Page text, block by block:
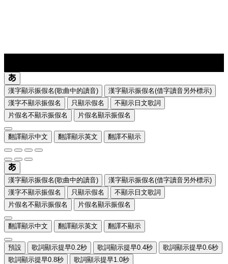
漢字顯示振假名(歌曲中的讀音)
漢字顯示振假名(借字讀音另外標示)
漢字不顯示振假名
只顯示假名
不顯示日文歌詞
片假名不顯示振假名
片假名顯示振假名
翻譯顯示中文 翻譯顯示英文 翻譯不顯示
漢字顯示振假名(歌曲中的讀音)
漢字顯示振假名(借字讀音另外標示)
漢字不顯示振假名
只顯示假名
不顯示日文歌詞
片假名不顯示振假名
片假名顯示振假名
翻譯顯示中文 翻譯顯示英文 翻譯不顯示
預設 歌詞顯示提早0.2秒 歌詞顯示提早0.4秒
歌詞顯示提早0.6秒
歌詞顯示提早0.8秒
歌詞顯示提早1.0秒